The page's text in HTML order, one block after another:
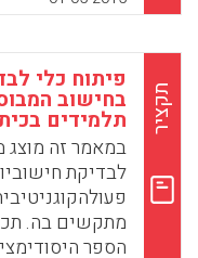
Andreas, 2015).
J. , 2015).
תקציר
פיתוח כלי
בחישוב
תלמידים
במאמר זה מוצג
לבדיקת
מתקשים בה.
הספר